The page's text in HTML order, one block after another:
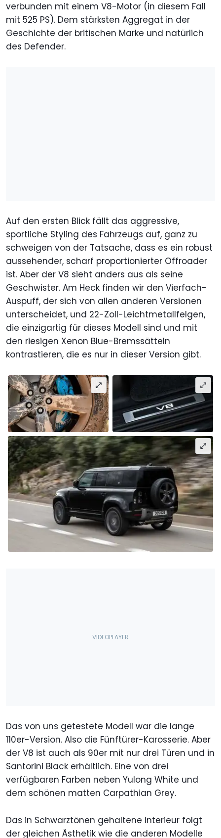
verbunden mit einem V8-Motor (in diesem Fall
mit 525 PS). Dem stärksten Aggregat in der
Geschichte der britischen Marke und natürlich
des Defender.
Auf den ersten Blick fällt das aggressive,
sportliche Styling des Fahrzeugs auf, ganz zu
schweigen von der Tatsache, dass es ein robust
aussehender, scharf proportionierter Offroader
ist. Aber der V8 sieht anders aus als seine
Geschwister. Am Heck finden wir den Vierfach-
Auspuff, der sich von allen anderen Versionen
unterscheidet, und 22-Zoll-Leichtmetallfelgen,
die einzigartig für dieses Modell sind und mit
den riesigen Xenon Blue-Bremssätteln
kontrastieren, die es nur in dieser Version gibt.
Das von uns getestete Modell war die lange
110er-Version. Also die Fünftürer-Karosserie. Aber
der V8 ist auch als 90er mit nur drei Türen und in
Santorini Black erhältlich. Eine von drei
verfügbaren Farben neben Yulong White und
dem schönen matten Carpathian Grey.
Das in Schwarztönen gehaltene Interieur folgt
der gleichen Ästhetik wie die anderen Modelle